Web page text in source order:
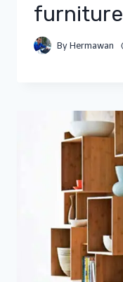
furniture
By Hermawan